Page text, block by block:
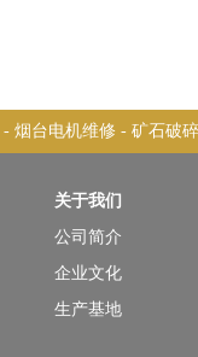
- 烟台电机维修 - 矿石破
关于我们
公司简介
企业文化
生产基地